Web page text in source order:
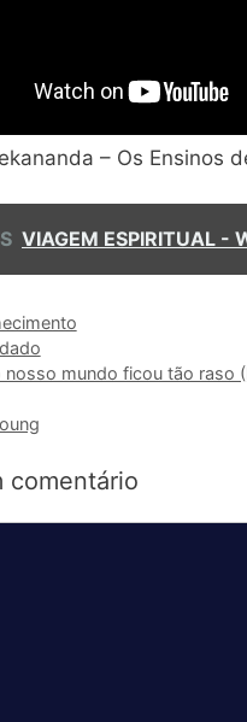
– Os Ensinos
VIAGEM ESPIRITUAL -
nosso mundo ficou tão raso
comentário